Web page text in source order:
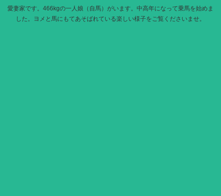
愛妻家です。466kgの一人娘（自馬）がいます。中高年になって乗馬を始めま
した。ヨメと馬にもてあそばれている楽しい様子をご覧くださいませ。